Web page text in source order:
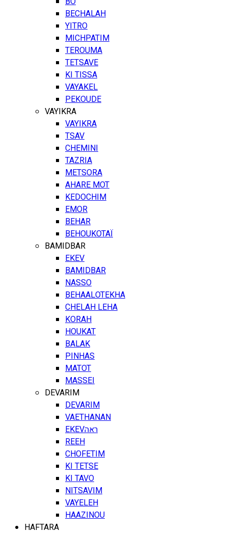
BECHALAH
YITRO
MICHPATIM
TEROUMA
TETSAVE
KI TISSA
VAYAKEL
PEKOUDE
VAYIKRA
VAYIKRA
TSAV
CHEMINI
TAZRIA
METSORA
AHARE MOT
KEDOCHIM
EMOR
BEHAR
BEHOUKOTAÏ
BAMIDBAR
EKEV
BAMIDBAR
NASSO
BEHAALOTEKHA
CHELAH LEHA
KORAH
HOUKAT
BALAK
PINHAS
MATOT
MASSEI
DEVARIM
DEVARIM
VAETHANAN
EKEVראה
REEH
CHOFETIM
KI TETSE
KI TAVO
NITSAVIM
VAYELEH
HAAZINOU
HAFTARA